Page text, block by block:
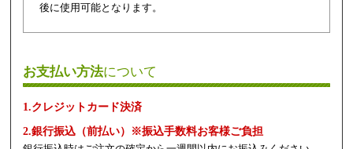
後に使用可能となります。
お支払い方法について
1.クレジットカード決済
2.銀行振込（前払い）※振込手数料お客様ご負担